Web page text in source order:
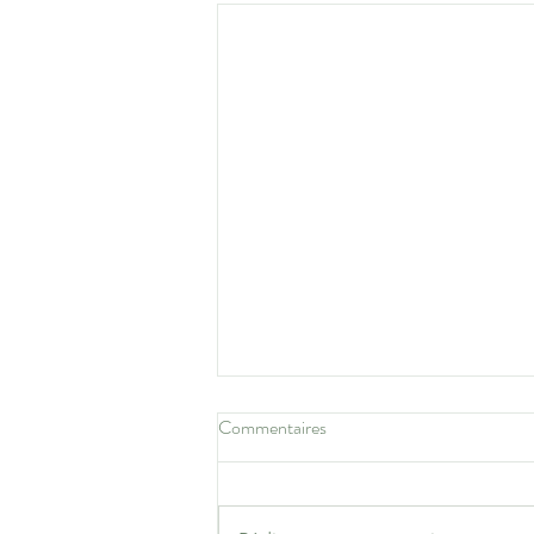
Enquête Pistache
Bonjour à toutes et à tous, La
Commentaires